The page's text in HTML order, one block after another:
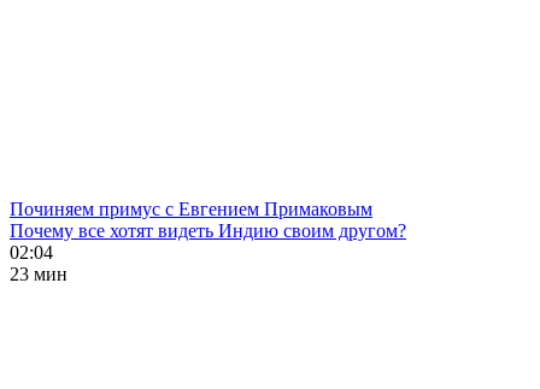
Починяем примус с Евгением Примаковым
Почему все хотят видеть Индию своим другом?
02:04
23 мин